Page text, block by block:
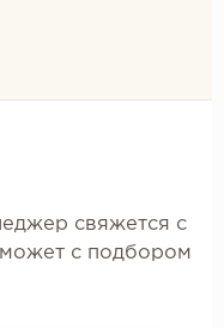
свяжется с
с подбором